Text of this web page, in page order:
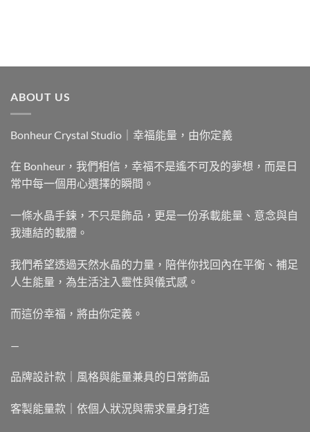
ABOUT US
Bonheur Crystal Studio｜幸福能量，由你定義
在 Bonheur，我們相信，幸福不是遙不可及的夢想，而是日
常中每一個用心選擇的瞬間。
一條水晶手鍊，不只是飾品，更是一份承載能量、意念與自
我連結的載體。
我們希望透過天然水晶的力量，陪伴你找回內在平衡、補足
人生能量，為生活注入靈性與儀式感。
而這份幸福，將由你定義。
—
品牌設計款｜風格與能量兼具的日常飾品
客製能量款｜依個人狀況與需求量身打造